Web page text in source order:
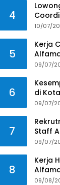
4
Tahun
10/07/
5
Kerja
2025
09/07/
6
di
Utara
09/07/
7
Staff
Jawa
09/07/
8
Kerja
09/08/